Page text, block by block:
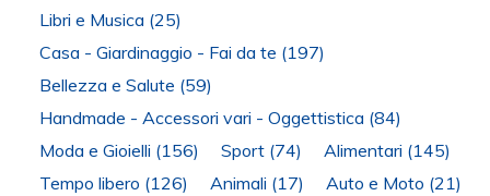
Libri e Musica (25)
Casa - Giardinaggio - Fai da te (197)
Bellezza e Salute (59)
Handmade - Accessori vari - Oggettistica (84)
Moda e Gioielli (156) Sport (74) Alimentari (145)
Tempo libero (126) Animali (17) Auto e Moto (21)